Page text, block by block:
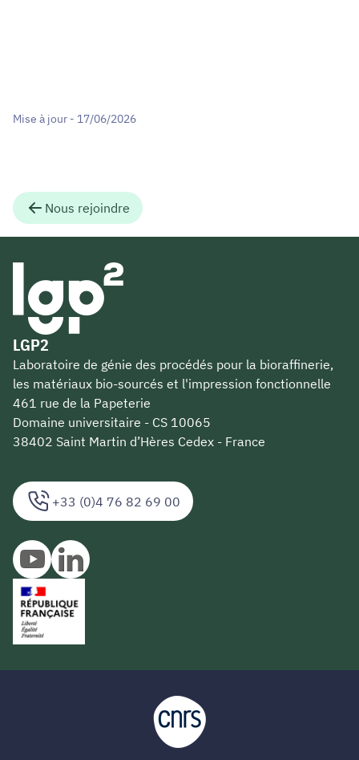
Mise à jour - 17/06/2026
Nous rejoindre
+33 (0)4 76 82 69 00
LGP2
Laboratoire de génie des procédés pour la bioraffinerie,
les matériaux bio-sourcés et l'impression fonctionnelle
461 rue de la Papeterie
Domaine universitaire - CS 10065
38402 Saint Martin d’Hères Cedex - France